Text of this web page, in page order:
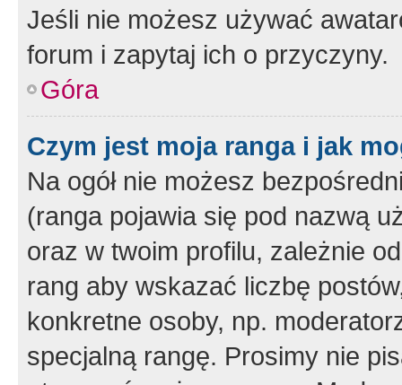
Jeśli nie możesz używać
forum i zapytaj ich o przyczyny.
Góra
Czym jest moja ranga i jak
Na ogół nie możesz
(ranga pojawia się pod nazwą
oraz w twoim profilu, zależnie
rang aby wskazać liczbę
konkretne osoby, np.
specjalną rangę. Prosimy nie